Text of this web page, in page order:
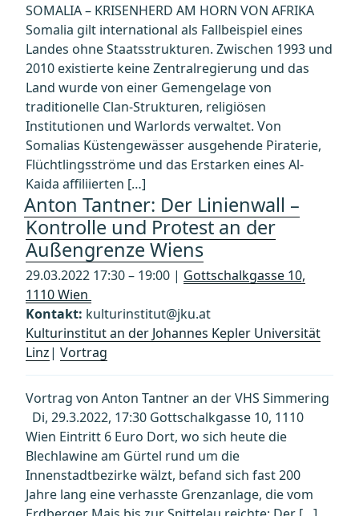
SOMALIA – KRISENHERD AM HORN VON AFRIKA
Somalia gilt international als Fallbeispiel eines
Landes ohne Staatsstrukturen. Zwischen 1993 und
2010 existierte keine Zentralregierung und das
Land wurde von einer Gemengelage von
traditionelle Clan-Strukturen, religiösen
Institutionen und Warlords verwaltet. Von
Somalias Küstengewässer ausgehende Piraterie,
Flüchtlingsströme und das Erstarken eines Al-
Kaida affiliierten […]
Anton Tantner: Der Linienwall –
Kontrolle und Protest an der
Außengrenze Wiens
29.03.2022 17:30 – 19:00 | Gottschalkgasse 10,
1110 Wien
Kontakt: kulturinstitut@jku.at
Kulturinstitut an der Johannes Kepler Universität
Linz| Vortrag
Vortrag von Anton Tantner an der VHS Simmering
Di, 29.3.2022, 17:30 Gottschalkgasse 10, 1110
Wien Eintritt 6 Euro Dort, wo sich heute die
Blechlawine am Gürtel rund um die
Innenstadtbezirke wälzt, befand sich fast 200
Jahre lang eine verhasste Grenzanlage, die vom